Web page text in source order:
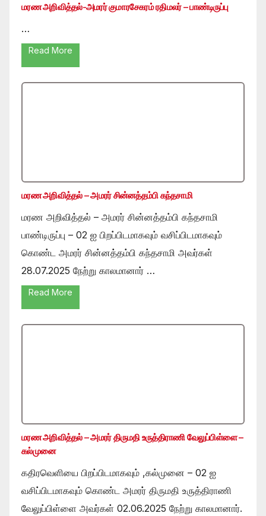
மரண அறிவித்தல்-அமரர் குமாரசேகரம் ரதிமலர் – பாண்டிருப்பு
…
Read More
மரண அறிவித்தல் – அமரர் சின்னத்தம்பி கந்தசாமி
மரண அறிவித்தல் – அமரர் சின்னத்தம்பி கந்தசாமி
பாண்டிருப்பு – 02 ஐ பிறப்பிடமாகவும் வசிப்பிடமாகவும்
கொண்ட அமரர் சின்னத்தம்பி கந்தசாமி அவர்கள்
28.07.2025 நேற்று காலமானார் …
Read More
மரண அறிவித்தல் – அமரர் திருமதி உருத்திராணி வேலுப்பிள்ளை –
கல்முனை
கதிரவெளியை பிறப்பிடமாகவும் ,கல்முனை – 02 ஐ
வசிப்பிடமாகவும் கொண்ட அமரர் திருமதி உருத்திராணி
வேலுப்பிள்ளை அவர்கள் 02.06.2025 நேற்று காலமானார்.